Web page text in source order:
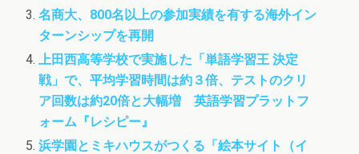
名商大、800名以上の参加実績を有する海外イン
ターンシップを再開
上田西高等学校で実施した「単語学習王 決定
戦」で、平均学習時間は約３倍、テストのクリ
ア回数は約20倍と大幅増 英語学習プラットフ
ォーム『レシピー』
浜学園とミキハウスがつくる「絵本サイト（イ